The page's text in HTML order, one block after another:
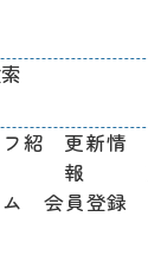
紹
更新情
報
会員登録